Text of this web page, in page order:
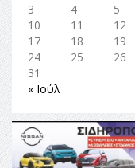
3
4 5
10
11 12
17
18 19
24
25 26
31
« Ιούλ